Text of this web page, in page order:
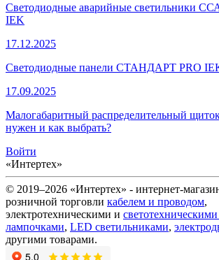
Светодиодные аварийные светильники
IEK
17.12.2025
Светодиодные панели СТАНДАРТ PRO
17.09.2025
Малогабаритный распределительный
нужен и как выбрать?
Войти
«Интертех»
© 2019–2026 «Интертех» - интернет-
розничной торговли кабелем и проводом,
электротехническими и
лампочками, LED светильниками,
другими товарами.